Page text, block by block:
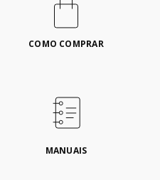
COMO COMPRAR
MANUAIS